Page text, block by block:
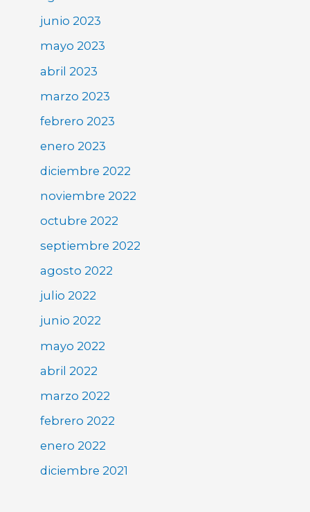
junio 2023
mayo 2023
abril 2023
marzo 2023
febrero 2023
enero 2023
diciembre 2022
noviembre 2022
octubre 2022
septiembre 2022
agosto 2022
julio 2022
junio 2022
mayo 2022
abril 2022
marzo 2022
febrero 2022
enero 2022
diciembre 2021